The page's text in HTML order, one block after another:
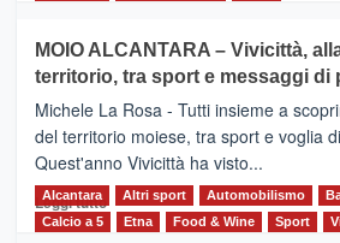
Torna
la
Supermaratona
dell’Etna
MOIO ALCANTARA – Vivicittà,
territorio, tra sport e messaggi di
Michele La Rosa - Tutti insieme a
del territorio moiese, tra sport e voglia
Quest'anno Vivicittà ha visto...
Leggi tutto Leggi
Alcantara Altri sport Automobilismo
Calcio a 5
Etna Food & Wine Sport